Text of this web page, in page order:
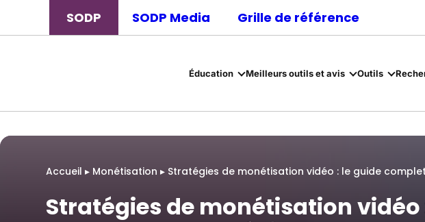
SODP SODP Media Grille de référence
Éducation Meilleurs outils et avis Outils
Accueil ▸ Monétisation ▸ Stratégies de monétisation vidéo : le guide
Stratégies de monétisation vidéo